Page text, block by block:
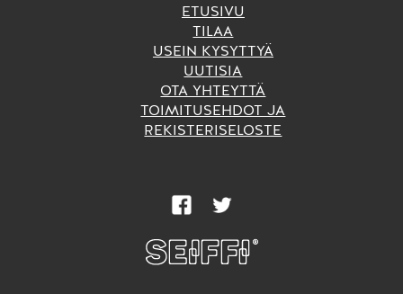
ETUSIVU
TILAA
USEIN KYSYTTYÄ
UUTISIA
OTA YHTEYTTÄ
TOIMITUSEHDOT JA
REKISTERISELOSTE